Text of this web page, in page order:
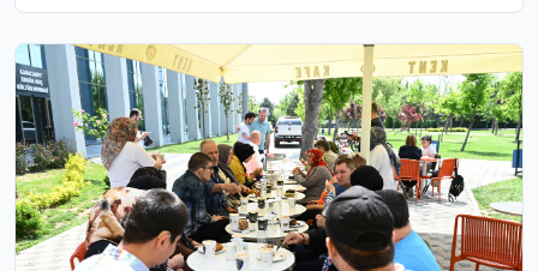
ve Türk Kızılayı Karacabey Temsilciliği
koordinasyonunda düzenlenen organizasyona yaklaşık
1300 müracaat oldu ve 886 gönüllü bağışçı kan verdi.
Başkan Karabatı “Kan acil değil, sürekli bir ihtiyaçtır”
diyerek tüm vatandaşları düzenli kan bağışında
bulunmaya davet etti.